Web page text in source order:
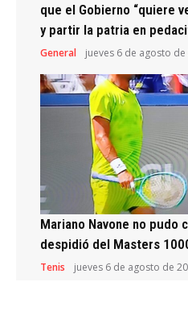
que el Gobierno “quiere
y partir la patria en
General jueves 6 de agosto de
Mariano Navone no pudo
despidió del Masters
Tenis jueves 6 de agosto de